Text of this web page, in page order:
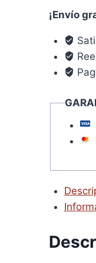
General
Obra
Sinterizado
¡Envío